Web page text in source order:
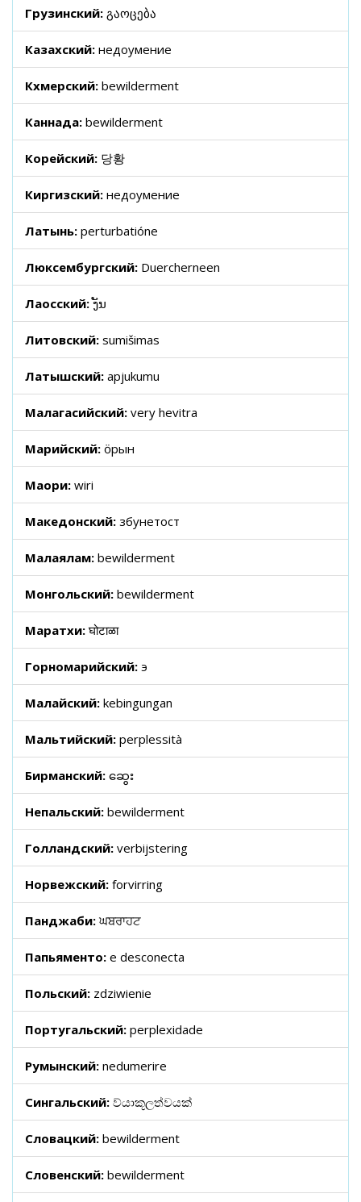
Грузинский: გაოცება
Казахский: недоумение
Кхмерский: bewilderment
Каннада: bewilderment
Корейский: 당황
Киргизский: недоумение
Латынь: perturbatióne
Люксембургский: Duercherneen
Лаосский:ງັນ
Литовский: sumišimas
Латышский: apjukumu
Малагасийский: very hevitra
Марийский: ӧрын
Маори: wiri
Македонский: збунетост
Малаялам: bewilderment
Монгольский: bewilderment
Маратхи:घोटाळा
Горномарийский: э
Малайский: kebingungan
Мальтийский: perplessità
Бирманский: ဆွေး
Непальский: bewilderment
Голландский: verbijstering
Норвежский: forvirring
Панджаби: ਘਬਰਾਹਟ
Папьяменто: e desconecta
Польский: zdziwienie
Португальский: perplexidade
Румынский: nedumerire
Сингальский: ව්යාකූලත්වයක්
Словацкий: bewilderment
Словенский: bewilderment